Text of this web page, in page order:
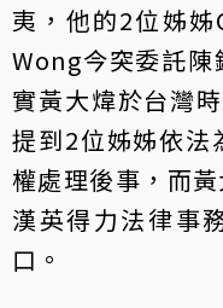
夷，他的2位姊
Wong今突委託陳
實黃大煒於台灣
提到2位姊姊依法
權處理後事，而
漢英得力法律事
口。